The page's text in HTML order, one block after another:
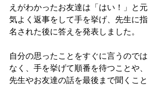
えがわかったお友達は「はい！」と元
気よく返事をして手を挙げ、先生に指
名された後に答えを発表しました。
自分の思ったことをすぐに言うのでは
なく、手を挙げて順番を待つことや、
先生やお友達の話を最後まで聞くこと